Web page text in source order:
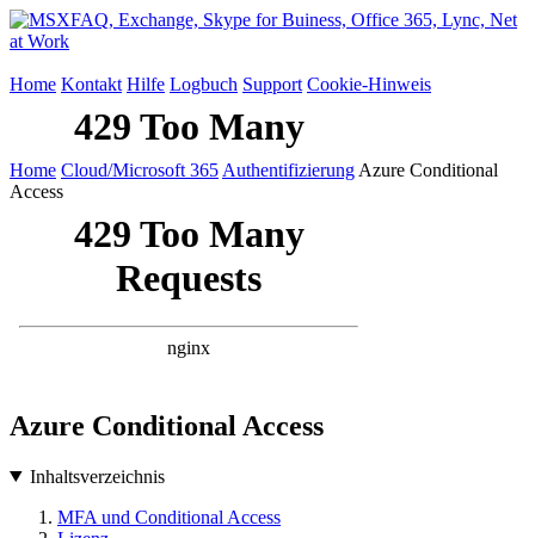
Home Kontakt Hilfe Logbuch Support Cookie-Hinweis
Home Cloud/Microsoft 365 Authentifizierung Azure Conditional
Access
Azure Conditional Access
Inhaltsverzeichnis
MFA und Conditional Access